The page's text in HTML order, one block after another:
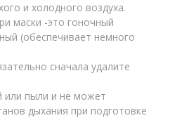
и холодного воздуха.
маски -это гоночный
(обеспечивает немного
сначала удалите
или пыли и не может
дыхания при подготовке